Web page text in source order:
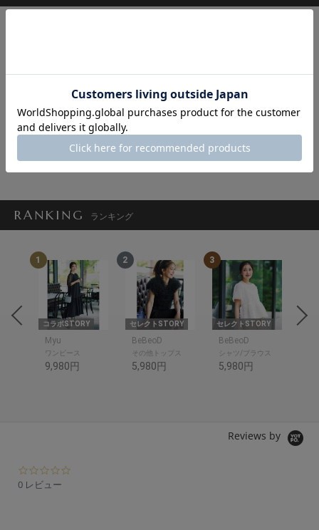
ゆみ
Ayame （吉
守口香織
RANKING ランキング
1
コラボSTORY
Myu
ワンピース
9,980円
2
セレクトSTORY
BeBeoD
その他トップス
5,980円
3
セレクトSTORY
BeBeoD
シャツ/ブラウス
5,980円
Reviews by
0 レビュー